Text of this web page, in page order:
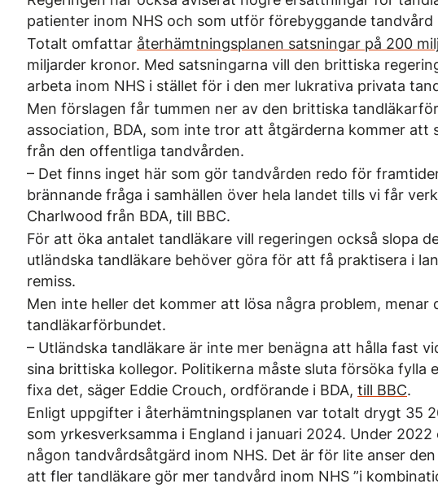
patienter inom NHS och som utför förebyggande
Totalt omfattar återhämtningsplanen satsningar på 200
miljarder kronor. Med satsningarna vill den brittiska
arbeta inom NHS i stället för i den mer lukrativa privata
Men förslagen får tummen ner av den brittiska
association, BDA, som inte tror att åtgärderna kommer
från den offentliga tandvården.
– Det finns inget här som gör tandvården redo för
brännande fråga i samhällen över hela landet tills vi får
Charlwood från BDA, till BBC.
För att öka antalet tandläkare vill regeringen också slopa
utländska tandläkare behöver göra för att få praktisera i
remiss.
Men inte heller det kommer att lösa några problem, menar
tandläkarförbundet.
– Utländska tandläkare är inte mer benägna att hålla fast
sina brittiska kollegor. Politikerna måste sluta försöka fylla
fixa det, säger Eddie Crouch, ordförande i BDA, till BBC.
Enligt uppgifter i återhämtningsplanen var totalt drygt 35
som yrkesverksamma i England i januari 2024. Under
någon tandvårdsåtgärd inom NHS. Det är för lite anser
att fler tandläkare gör mer tandvård inom NHS ”i